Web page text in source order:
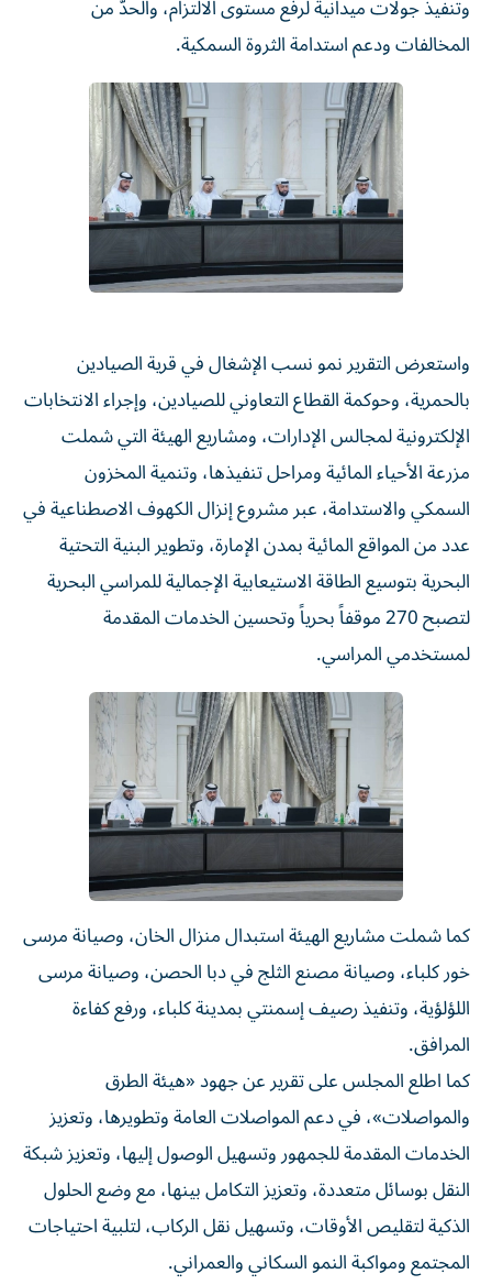
وتنفيذ جولات ميدانية لرفع مستوى الالتزام، والحدّ من
المخالفات ودعم استدامة الثروة السمكية.
واستعرض التقرير نمو نسب الإشغال في قرية الصيادين
بالحمرية، وحوكمة القطاع التعاوني للصيادين، وإجراء الانتخابات
الإلكترونية لمجالس الإدارات، ومشاريع الهيئة التي شملت
مزرعة الأحياء المائية ومراحل تنفيذها، وتنمية المخزون
السمكي والاستدامة، عبر مشروع إنزال الكهوف الاصطناعية في
عدد من المواقع المائية بمدن الإمارة، وتطوير البنية التحتية
البحرية بتوسيع الطاقة الاستيعابية الإجمالية للمراسي البحرية
لتصبح 270 موقفاً بحرياً وتحسين الخدمات المقدمة
لمستخدمي المراسي.
كما شملت مشاريع الهيئة استبدال منزال الخان، وصيانة مرسى
خور كلباء، وصيانة مصنع الثلج في دبا الحصن، وصيانة مرسى
اللؤلؤية، وتنفيذ رصيف إسمنتي بمدينة كلباء، ورفع كفاءة
المرافق.
كما اطلع المجلس على تقرير عن جهود «هيئة الطرق
والمواصلات»، في دعم المواصلات العامة وتطويرها، وتعزيز
الخدمات المقدمة للجمهور وتسهيل الوصول إليها، وتعزيز شبكة
النقل بوسائل متعددة، وتعزيز التكامل بينها، مع وضع الحلول
الذكية لتقليص الأوقات، وتسهيل نقل الركاب، لتلبية احتياجات
المجتمع ومواكبة النمو السكاني والعمراني.